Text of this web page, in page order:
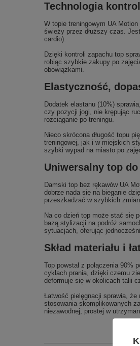
Technologia
W topie treningowym UA
świeży przez dłuższy czas.
cardio).
Dzięki kontroli zapachu top
robiąc szybkie zakupy po
obowiązkami.
Elastyczność,
Dodatek elastanu (10%)
czy pozycji jogi, nie krępując
rozciąganie po treningu.
Nieco skrócona długość topu
treningowej, jak i w miejskich
szybki wypad na miasto po
Uniwersalny top
Damski top bez rękawów UA
dobrze nada się na bieganie
przeszkadzać w szybkich
Na co dzień top może stać się
bazą stylizacji na podróż
sytuacjach, oferując
Skład materiału i
Top powstał z połączenia
cyklach prania, dzięki czemu
deformuje się w okolicach talii
Łatwość pielęgnacji sprawia,
stosowania skomplikowanych
niezawodnej, prostej w